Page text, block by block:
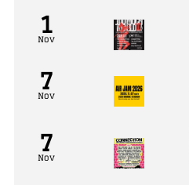
1
Nov
7
Nov
7
Nov